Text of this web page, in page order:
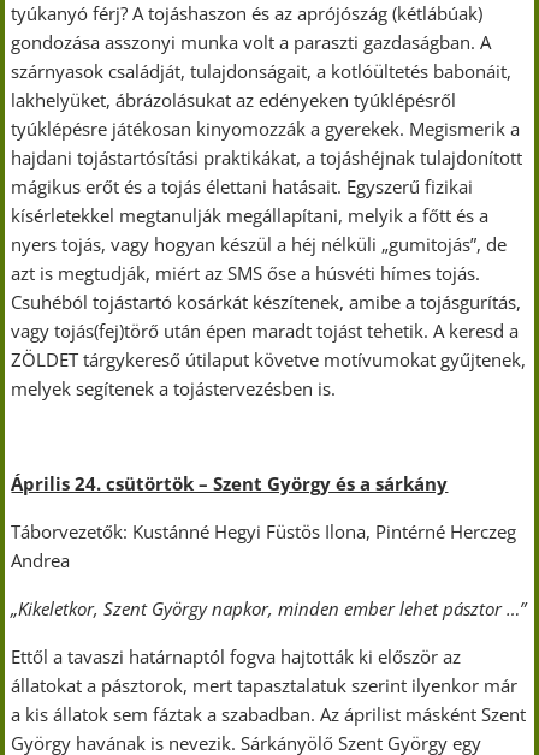
tyúkanyó férj? A tojáshaszon és az aprójószág (kétlábúak)
gondozása asszonyi munka volt a paraszti gazdaságban. A
szárnyasok családját, tulajdonságait, a kotlóültetés babonáit,
lakhelyüket, ábrázolásukat az edényeken tyúklépésről
tyúklépésre játékosan kinyomozzák a gyerekek. Megismerik a
hajdani tojástartósítási praktikákat, a tojáshéjnak tulajdonított
mágikus erőt és a tojás élettani hatásait. Egyszerű fizikai
kísérletekkel megtanulják megállapítani, melyik a főtt és a
nyers tojás, vagy hogyan készül a héj nélküli „gumitojás”, de
azt is megtudják, miért az SMS őse a húsvéti hímes tojás.
Csuhéból tojástartó kosárkát készítenek, amibe a tojásgurítás,
vagy tojás(fej)törő után épen maradt tojást tehetik. A keresd a
ZÖLDET tárgykereső útilaput követve motívumokat gyűjtenek,
melyek segítenek a tojástervezésben is.
Április 24. csütörtök – Szent György és a sárkány
Táborvezetők: Kustánné Hegyi Füstös Ilona, Pintérné Herczeg
Andrea
„Kikeletkor, Szent György napkor, minden ember lehet pásztor …”
Ettől a tavaszi határnaptól fogva hajtották ki először az
állatokat a pásztorok, mert tapasztalatuk szerint ilyenkor már
a kis állatok sem fáztak a szabadban. Az áprilist másként Szent
György havának is nevezik. Sárkányölő Szent György egy